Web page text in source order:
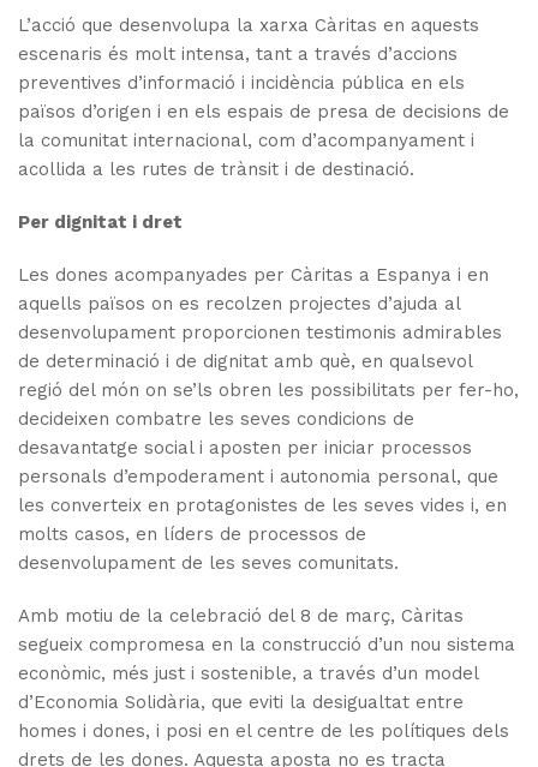
L’acció que desenvolupa la xarxa Càritas en aquests
escenaris és molt intensa, tant a través d’accions
preventives d’informació i incidència pública en els
països d’origen i en els espais de presa de decisions de
la comunitat internacional, com d’acompanyament i
acollida a les rutes de trànsit i de destinació.
Per dignitat i dret
Les dones acompanyades per Càritas a Espanya i en
aquells països on es recolzen projectes d’ajuda al
desenvolupament proporcionen testimonis admirables
de determinació i de dignitat amb què, en qualsevol
regió del món on se’ls obren les possibilitats per fer-ho,
decideixen combatre les seves condicions de
desavantatge social i aposten per iniciar processos
personals d’empoderament i autonomia personal, que
les converteix en protagonistes de les seves vides i, en
molts casos, en líders de processos de
desenvolupament de les seves comunitats.
Amb motiu de la celebració del 8 de març, Càritas
segueix compromesa en la construcció d’un nou sistema
econòmic, més just i sostenible, a través d’un model
d’Economia Solidària, que eviti la desigualtat entre
homes i dones, i posi en el centre de les polítiques dels
drets de les dones. Aquesta aposta no es tracta